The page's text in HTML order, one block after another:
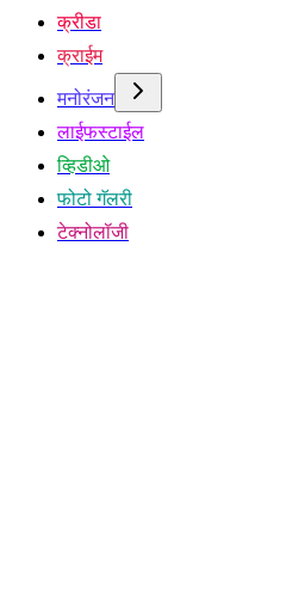
क्रीडा
क्राईम
मनोरंजन
लाईफस्टाईल
व्हिडीओ
फोटो गॅलरी
टेक्नोलॉजी